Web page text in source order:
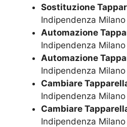
Sostituzione
Indipendenza Milano
Automazione
Indipendenza Milano
Automazione
Indipendenza Milano
Cambiare
Indipendenza Milano
Cambiare
Indipendenza Milano